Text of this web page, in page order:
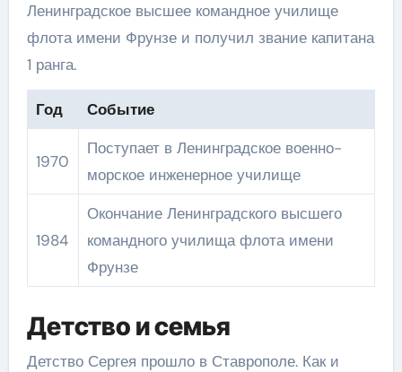
Ленинградское высшее командное училище
флота имени Фрунзе и получил звание капитана
1 ранга.
Год Событие
1970
Поступает в Ленинградское военно-
морское инженерное училище
1984
Окончание Ленинградского высшего
командного училища флота имени
Фрунзе
Детство и семья
Детство Сергея прошло в Ставрополе. Как и